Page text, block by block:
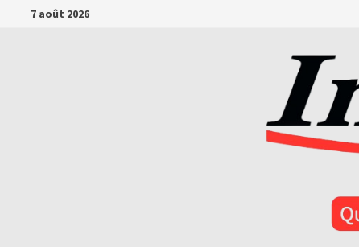
Passer7 août 2026